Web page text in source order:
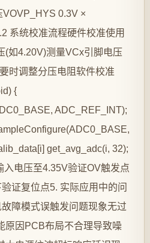
0.3V ×
系统校准流程硬件校准使用
(如4.20V)测量VCx引脚电压
时调整分压电阻软件校准
{
ADC_REF_INT);
get_avg_adc(i, 32);
入电压至4.35V验证OV触发点
证复位点5. 实际应用中的问
障模式误触发问题现象无过
原因PCB布局不合理导致噪